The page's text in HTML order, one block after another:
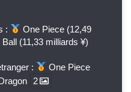
:
One Piece (12,49
Ball (11,33 milliards ¥)
:
One Piece
2